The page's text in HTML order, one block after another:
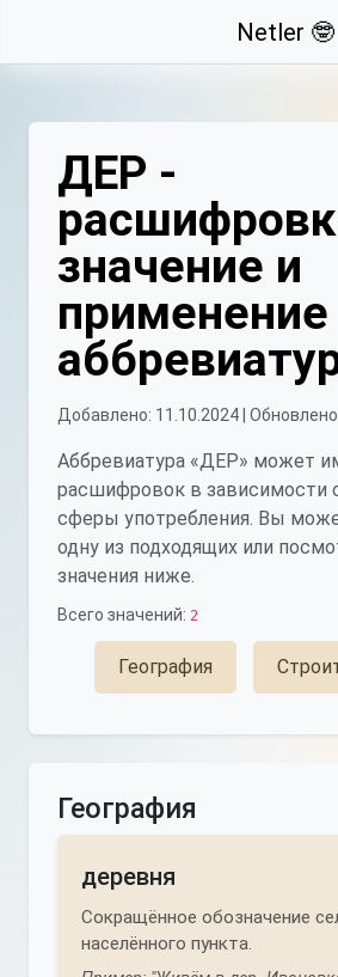
Netler 🤓
ДЕР -
значение и
применение
Добавлено: 11.10.2024 |
Аббревиатура «ДЕР» может
расшифровок в зависимости
сферы употребления. Вы
одну из подходящих или
значения ниже.
Всего значений: 2
География
География
деревня
Сокращённое обозначение
населённого пункта.